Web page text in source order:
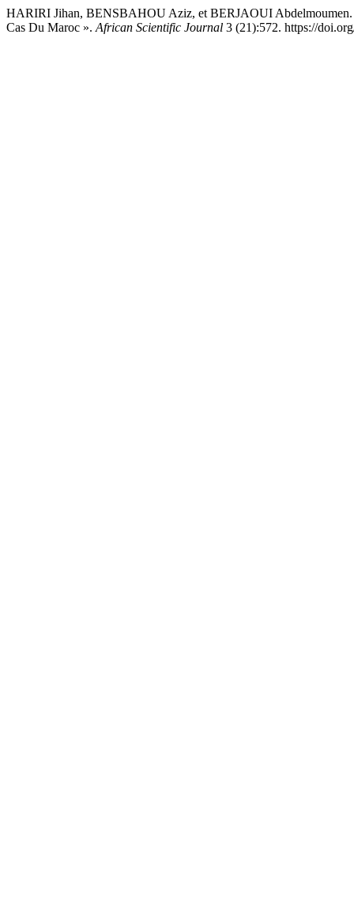
HARIRI Jihan, BENSBAHOU Aziz, et BERJAOUI Abdelmoumen.
Cas Du Maroc ». African Scientific Journal 3 (21):572. https://